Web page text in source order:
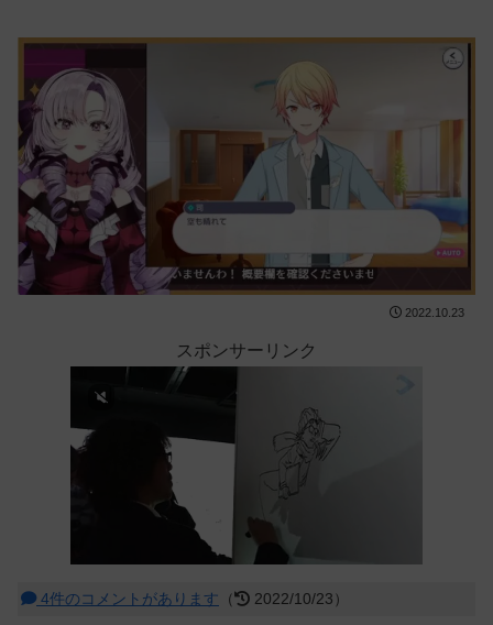
2022.10.23
スポンサーリンク
4件のコメントがあります （ 2022/10/23）